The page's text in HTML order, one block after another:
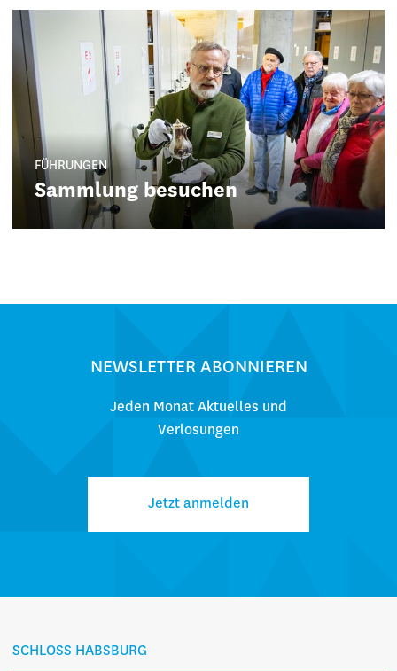
FÜHRUNGEN
Sammlung besuchen
NEWSLETTER ABONNIEREN
Jeden Monat Aktuelles und
Verlosungen
Jetzt anmelden
SCHLOSS HABSBURG